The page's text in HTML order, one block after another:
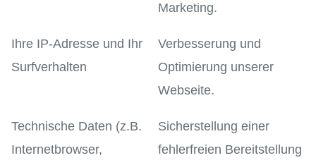
Marketing.
Ihre IP-Adresse und Ihr
Surfverhalten
Verbesserung und
Optimierung unserer
Webseite.
Technische Daten (z.B.
Internetbrowser,
Sicherstellung einer
fehlerfreien Bereitstellung